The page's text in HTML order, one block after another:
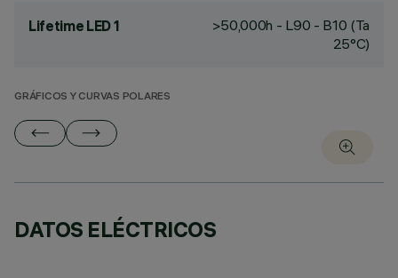
Lifetime LED 1
>50,000h - L90 - B10 (Ta
25°C)
GRÁFICOS Y CURVAS POLARES
DATOS ELÉCTRICOS